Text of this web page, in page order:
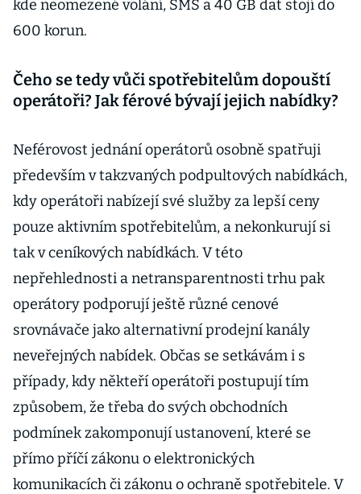
kde neomezené volání, SMS a 40 GB dat stojí do
600 korun.
Čeho se tedy vůči spotřebitelům dopouští
operátoři? Jak férové bývají jejich nabídky?
Neférovost jednání operátorů osobně spatřuji
především v takzvaných podpultových nabídkách,
kdy operátoři nabízejí své služby za lepší ceny
pouze aktivním spotřebitelům, a nekonkurují si
tak v ceníkových nabídkách. V této
nepřehlednosti a netransparentnosti trhu pak
operátory podporují ještě různé cenové
srovnávače jako alternativní prodejní kanály
neveřejných nabídek. Občas se setkávám i s
případy, kdy někteří operátoři postupují tím
způsobem, že třeba do svých obchodních
podmínek zakomponují ustanovení, které se
přímo příčí zákonu o elektronických
komunikacích či zákonu o ochraně spotřebitele. V